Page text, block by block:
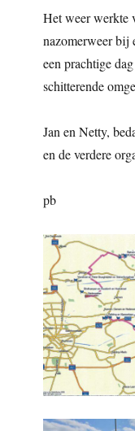
Het weer werkte
nazomerweer bij
een prachtige
schitterende
Jan en Netty,
en de verdere
pb